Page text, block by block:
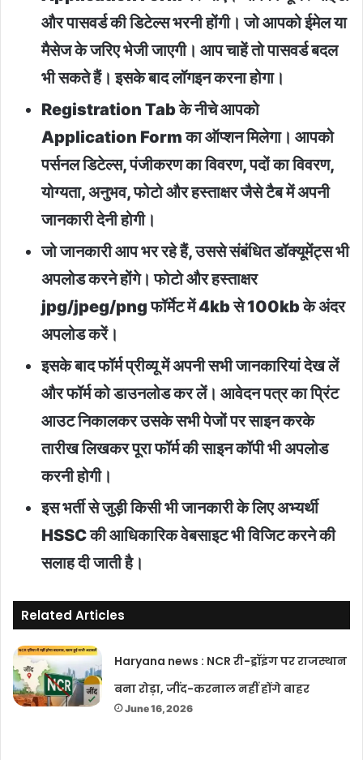
और पासवर्ड की डिटेल्स भरनी होंगी। जो आपको ईमेल या
मैसेज के जरिए भेजी जाएगी। आप चाहें तो पासवर्ड बदल
भी सकते हैं। इसके बाद लॉगइन करना होगा।
Registration Tab के नीचे आपको
Application Form का ऑप्शन मिलेगा। आपको
पर्सनल डिटेल्स, पंजीकरण का विवरण, पदों का विवरण,
योग्यता, अनुभव, फोटो और हस्ताक्षर जैसे टैब में अपनी
जानकारी देनी होगी।
जो जानकारी आप भर रहे हैं, उससे संबंधित डॉक्यूमेंट्स भी
अपलोड करने होंगे। फोटो और हस्ताक्षर
jpg/jpeg/png फॉर्मेट में 4kb से 100kb के अंदर
अपलोड करें।
इसके बाद फॉर्म प्रीव्यू में अपनी सभी जानकारियां देख लें
और फॉर्म को डाउनलोड कर लें। आवेदन पत्र का प्रिंट
आउट निकालकर उसके सभी पेजों पर साइन करके
तारीख लिखकर पूरा फॉर्म की साइन कॉपी भी अपलोड
करनी होगी।
इस भर्ती से जुड़ी किसी भी जानकारी के लिए अभ्यर्थी
HSSC की आधिकारिक वेबसाइट भी विजिट करने की
सलाह दी जाती है।
Related Articles
Haryana news : NCR री-ड्रॉइंग पर राजस्थान
बना रोड़ा, जींद-करनाल नहीं होंगे बाहर
June 16, 2026